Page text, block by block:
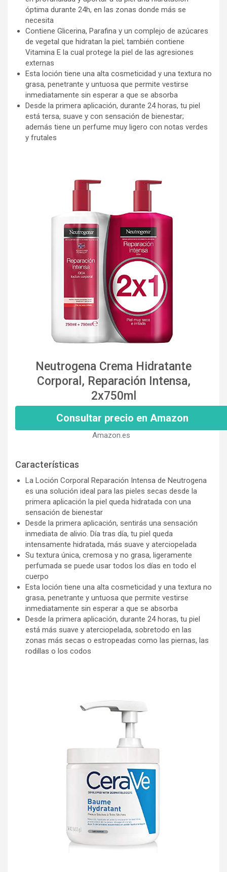
óptima durante 24h, en las zonas donde más se
necesita
Contiene Glicerina, Parafina y un complejo de azúcares
de vegetal que hidratan la piel; también contiene
Vitamina E la cual protege la piel de las agresiones
externas
Esta loción tiene una alta cosmeticidad y una textura no
grasa, penetrante y untuosa que permite vestirse
inmediatamente sin esperar a que se absorba
Desde la primera aplicación, durante 24 horas, tu piel
está tersa, suave y con sensación de bienestar;
además tiene un perfume muy ligero con notas verdes
y frutales
Neutrogena Crema Hidratante
Corporal, Reparación Intensa,
2x750ml
Consultar precio en Amazon
Amazon.es
Características
La Loción Corporal Reparación Intensa de Neutrogena
es una solución ideal para las pieles secas desde la
primera aplicación la piel queda hidratada con una
sensación de bienestar
Desde la primera aplicación, sentirás una sensación
inmediata de alivio. Día tras día, tu piel queda
intensamente hidratada, más suave y aterciopelada
Su textura única, cremosa y no grasa, ligeramente
perfumada se puede usar todos los días en todo el
cuerpo
Esta loción tiene una alta cosmeticidad y una textura no
grasa, penetrante y untuosa que permite vestirse
inmediatamente sin esperar a que se absorba
Desde la primera aplicación, durante 24 horas, tu piel
está más suave y aterciopelada, sobretodo en las
zonas más secas o estropeadas como las piernas, las
rodillas o los codos